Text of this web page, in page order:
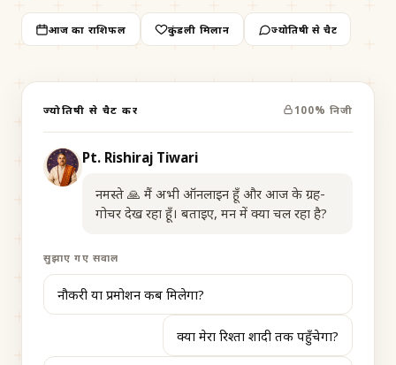
आज का राशिफल कुंडली मिलान ज्योतिषी से चैट
ज्योतिषी से चैट करें 100% निजी
Pt. Rishiraj Tiwari
नमस्ते 🙏 मैं अभी ऑनलाइन हूँ और आज के ग्रह-
गोचर देख रहा हूँ। बताइए, मन में क्या चल रहा है?
सुझाए गए सवाल
नौकरी या प्रमोशन कब मिलेगा?
क्या मेरा रिश्ता शादी तक पहुँचेगा?